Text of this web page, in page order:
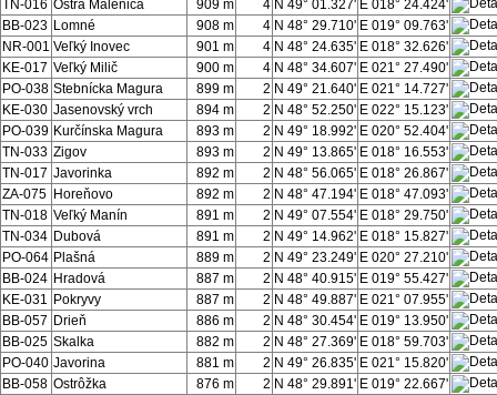
TN-016 Ostrá Malenica 909 m 4 N 49° 01.327' E 018° 24.424'
BB-023 Lomné 908 m 4 N 48° 29.710' E 019° 09.763'
NR-001 Veľký Inovec 901 m 4 N 48° 24.635' E 018° 32.626'
KE-017 Veľký Milič 900 m 4 N 48° 34.607' E 021° 27.490'
PO-038 Stebnícka Magura 899 m 2 N 49° 21.640' E 021° 14.727'
KE-030 Jasenovský vrch 894 m 2 N 48° 52.250' E 022° 15.123'
PO-039 Kurčínska Magura 893 m 2 N 49° 18.992' E 020° 52.404'
TN-033 Zigov 893 m 2 N 49° 13.865' E 018° 16.553'
TN-017 Javorinka 892 m 2 N 48° 56.065' E 018° 26.867'
ZA-075 Horeňovo 892 m 2 N 48° 47.194' E 018° 47.093'
TN-018 Veľký Manín 891 m 2 N 49° 07.554' E 018° 29.750'
TN-034 Dubová 891 m 2 N 49° 14.962' E 018° 15.827'
PO-064 Plašná 889 m 2 N 49° 23.249' E 020° 27.210'
BB-024 Hradová 887 m 2 N 48° 40.915' E 019° 55.427'
KE-031 Pokryvy 887 m 2 N 48° 49.887' E 021° 07.955'
BB-057 Drieň 886 m 2 N 48° 30.454' E 019° 13.950'
BB-025 Skalka 882 m 2 N 48° 27.369' E 018° 59.703'
PO-040 Javorina 881 m 2 N 49° 26.835' E 021° 15.820'
BB-058 Ostrôžka 876 m 2 N 48° 29.891' E 019° 22.667'